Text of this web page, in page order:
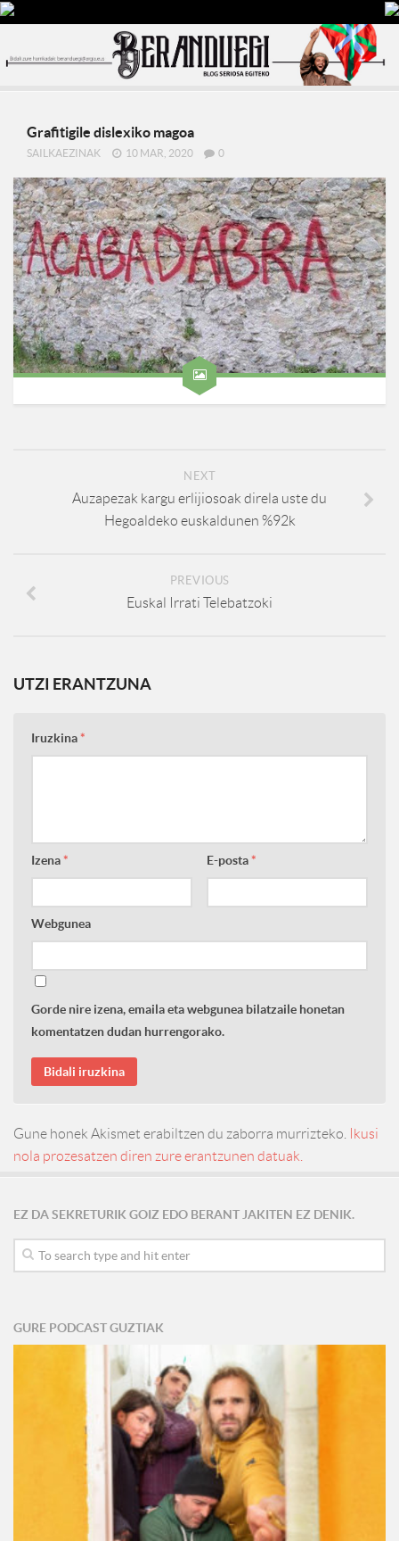
Grafitigile dislexiko magoa
SAILKAEZINAK 10 MAR, 2020 0
NEXT
Auzapezak kargu erlijiosoak direla uste du
Hegoaldeko euskaldunen %92k
PREVIOUS
Euskal Irrati Telebatzoki
UTZI ERANTZUNA
Iruzkina*
Izena* E-posta*
Webgunea
Gorde nire izena, emaila eta webgunea bilatzaile honetan
komentatzen dudan hurrengorako.
Gune honek Akismet erabiltzen du zaborra murrizteko.
Ikusi
nola prozesatzen diren zure erantzunen datuak.
EZ DA SEKRETURIK GOIZ EDO BERANT JAKITEN EZ DENIK.
GURE PODCAST GUZTIAK